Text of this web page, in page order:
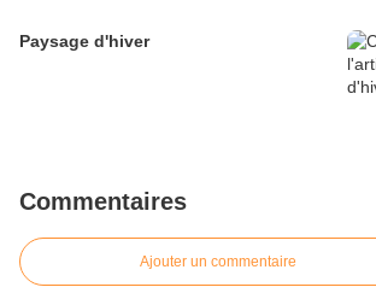
Paysage d'hiver
Commentaires
Ajouter un commentaire